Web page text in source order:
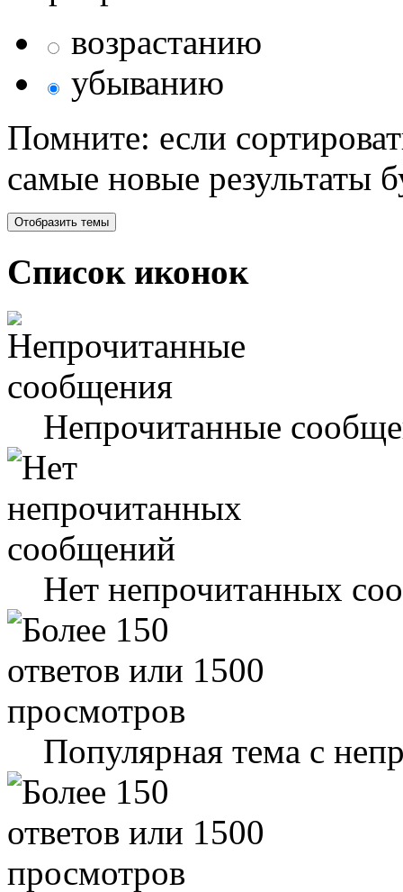
возрастанию
убыванию
Помните: если
самые новые результаты
Список иконок
Непрочитанные
Нет непрочитанных
Популярная тема с